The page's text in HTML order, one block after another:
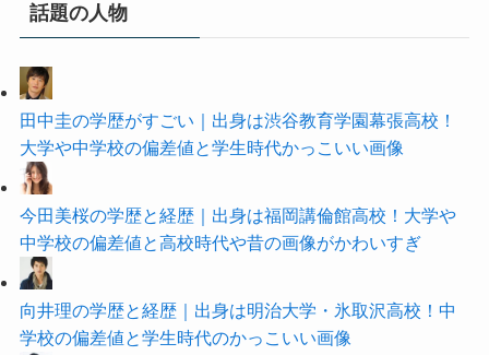
話題の人物
田中圭の学歴がすごい｜出身は渋谷教育学園幕張高校！
大学や中学校の偏差値と学生時代かっこいい画像
今田美桜の学歴と経歴｜出身は福岡講倫館高校！大学や
中学校の偏差値と高校時代や昔の画像がかわいすぎ
向井理の学歴と経歴｜出身は明治大学・氷取沢高校！中
学校の偏差値と学生時代のかっこいい画像